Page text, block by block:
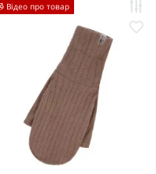
Відео про товар